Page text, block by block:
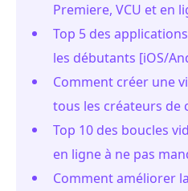
Premiere, VCU et en
Top 5 des
les débutants [iOS/
Comment créer une
tous les créateurs de
Top 10 des boucles
en ligne à ne pas
Comment améliorer